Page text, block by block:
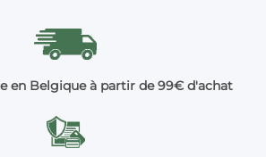
en Belgique à partir de 99€ d'achat